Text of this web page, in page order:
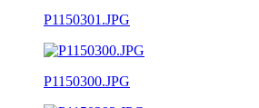
P1150301.JPG
P1150300.JPG